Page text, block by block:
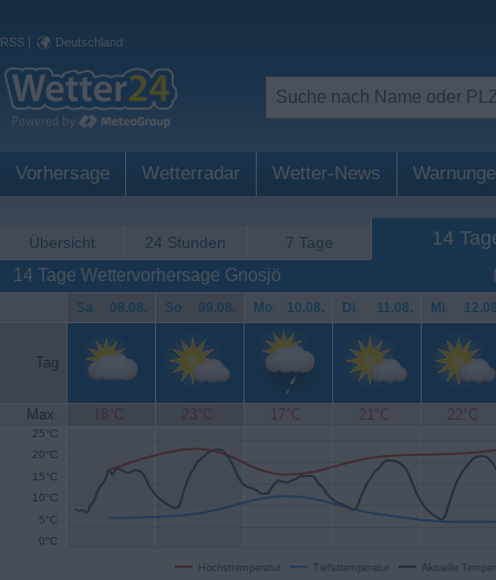
RSS | Deutschland
Vorhersage Wetterradar Wetter-News
Übersicht 24 Stunden 7 Tage 14
14 Tage Wettervorhersage Gnosjö
Sa. 08.08. So. 09.08. Mo. 10.08. Di. 11.08. Mi.
Tag
Max. 18°C 23°C 17°C 21°C 22°C
Höchsttemperatur Tiefsttemperatur Aktuelle
0°C
5°C
10°C
15°C
20°C
25°C